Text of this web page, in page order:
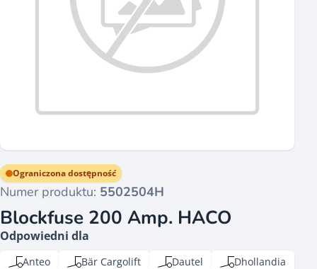
Numer produktu: 5502504H
Ograniczona dostępność
Blockfuse 200 Amp. HACO
Odpowiedni dla
Anteo Bär Cargolift Dautel
Dhollandia